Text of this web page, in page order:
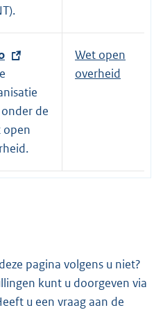
de
open
Wet open
overheid
pagina volgens u niet?
kunt u doorgeven via
u een vraag aan de